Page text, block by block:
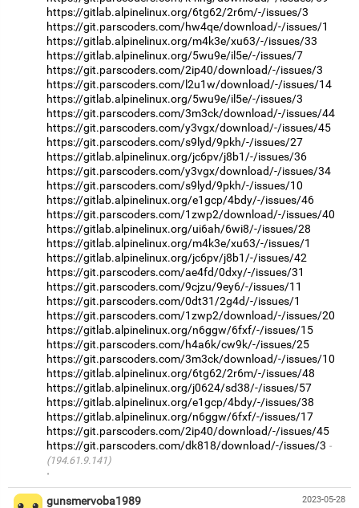
https://gitlab.alpinelinux.org/6tg62/2r6m/-/issues/3
https://git.parscoders.com/hw4qe/download/-/issues/1
https://gitlab.alpinelinux.org/m4k3e/xu63/-/issues/33
https://gitlab.alpinelinux.org/5wu9e/il5e/-/issues/7
https://git.parscoders.com/2ip40/download/-/issues/3
https://git.parscoders.com/l2u1w/download/-/issues/14
https://gitlab.alpinelinux.org/5wu9e/il5e/-/issues/3
https://git.parscoders.com/3m3ck/download/-/issues/44
https://git.parscoders.com/y3vgx/download/-/issues/45
https://git.parscoders.com/s9lyd/9pkh/-/issues/27
https://gitlab.alpinelinux.org/jc6pv/j8b1/-/issues/36
https://git.parscoders.com/y3vgx/download/-/issues/34
https://git.parscoders.com/s9lyd/9pkh/-/issues/10
https://gitlab.alpinelinux.org/e1gcp/4bdy/-/issues/46
https://git.parscoders.com/1zwp2/download/-/issues/40
https://gitlab.alpinelinux.org/ui6ah/6wi8/-/issues/28
https://gitlab.alpinelinux.org/m4k3e/xu63/-/issues/1
https://gitlab.alpinelinux.org/jc6pv/j8b1/-/issues/42
https://git.parscoders.com/ae4fd/0dxy/-/issues/31
https://git.parscoders.com/9cjzu/9ey6/-/issues/11
https://git.parscoders.com/0dt31/2g4d/-/issues/1
https://git.parscoders.com/1zwp2/download/-/issues/20
https://gitlab.alpinelinux.org/n6ggw/6fxf/-/issues/15
https://git.parscoders.com/h4a6k/cw9k/-/issues/25
https://git.parscoders.com/3m3ck/download/-/issues/10
https://gitlab.alpinelinux.org/6tg62/2r6m/-/issues/48
https://gitlab.alpinelinux.org/j0624/sd38/-/issues/57
https://gitlab.alpinelinux.org/e1gcp/4bdy/-/issues/38
https://gitlab.alpinelinux.org/n6ggw/6fxf/-/issues/17
https://git.parscoders.com/2ip40/download/-/issues/45
https://git.parscoders.com/dk818/download/-/issues/3
(194.61.9.141)
·
2023-05-28
gunsmervoba1989